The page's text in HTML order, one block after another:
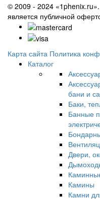
© 2009 - 2024
является публичной
Карта сайта Политика
Каталог
бани и
Баки,
Банные
Двери,
Камины
Камни